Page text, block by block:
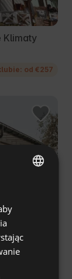
Klimaty
od €257
SPANISH
GERMAN